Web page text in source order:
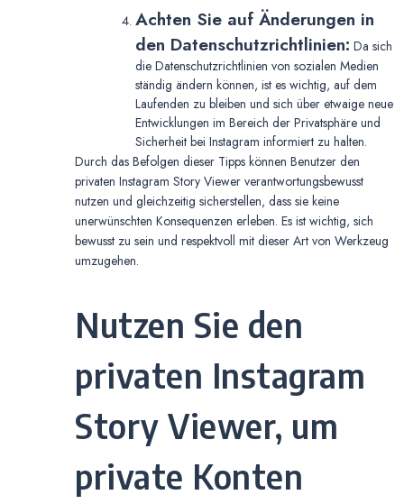
Achten Sie auf Änderungen in
den Datenschutzrichtlinien: Da sich
die Datenschutzrichtlinien von sozialen Medien
ständig ändern können, ist es wichtig, auf dem
Laufenden zu bleiben und sich über etwaige neue
Entwicklungen im Bereich der Privatsphäre und
Sicherheit bei Instagram informiert zu halten.
Durch das Befolgen dieser Tipps können Benutzer den
privaten Instagram Story Viewer verantwortungsbewusst
nutzen und gleichzeitig sicherstellen, dass sie keine
unerwünschten Konsequenzen erleben. Es ist wichtig, sich
bewusst zu sein und respektvoll mit dieser Art von Werkzeug
umzugehen.
Nutzen Sie den
privaten Instagram
Story Viewer, um
private Konten